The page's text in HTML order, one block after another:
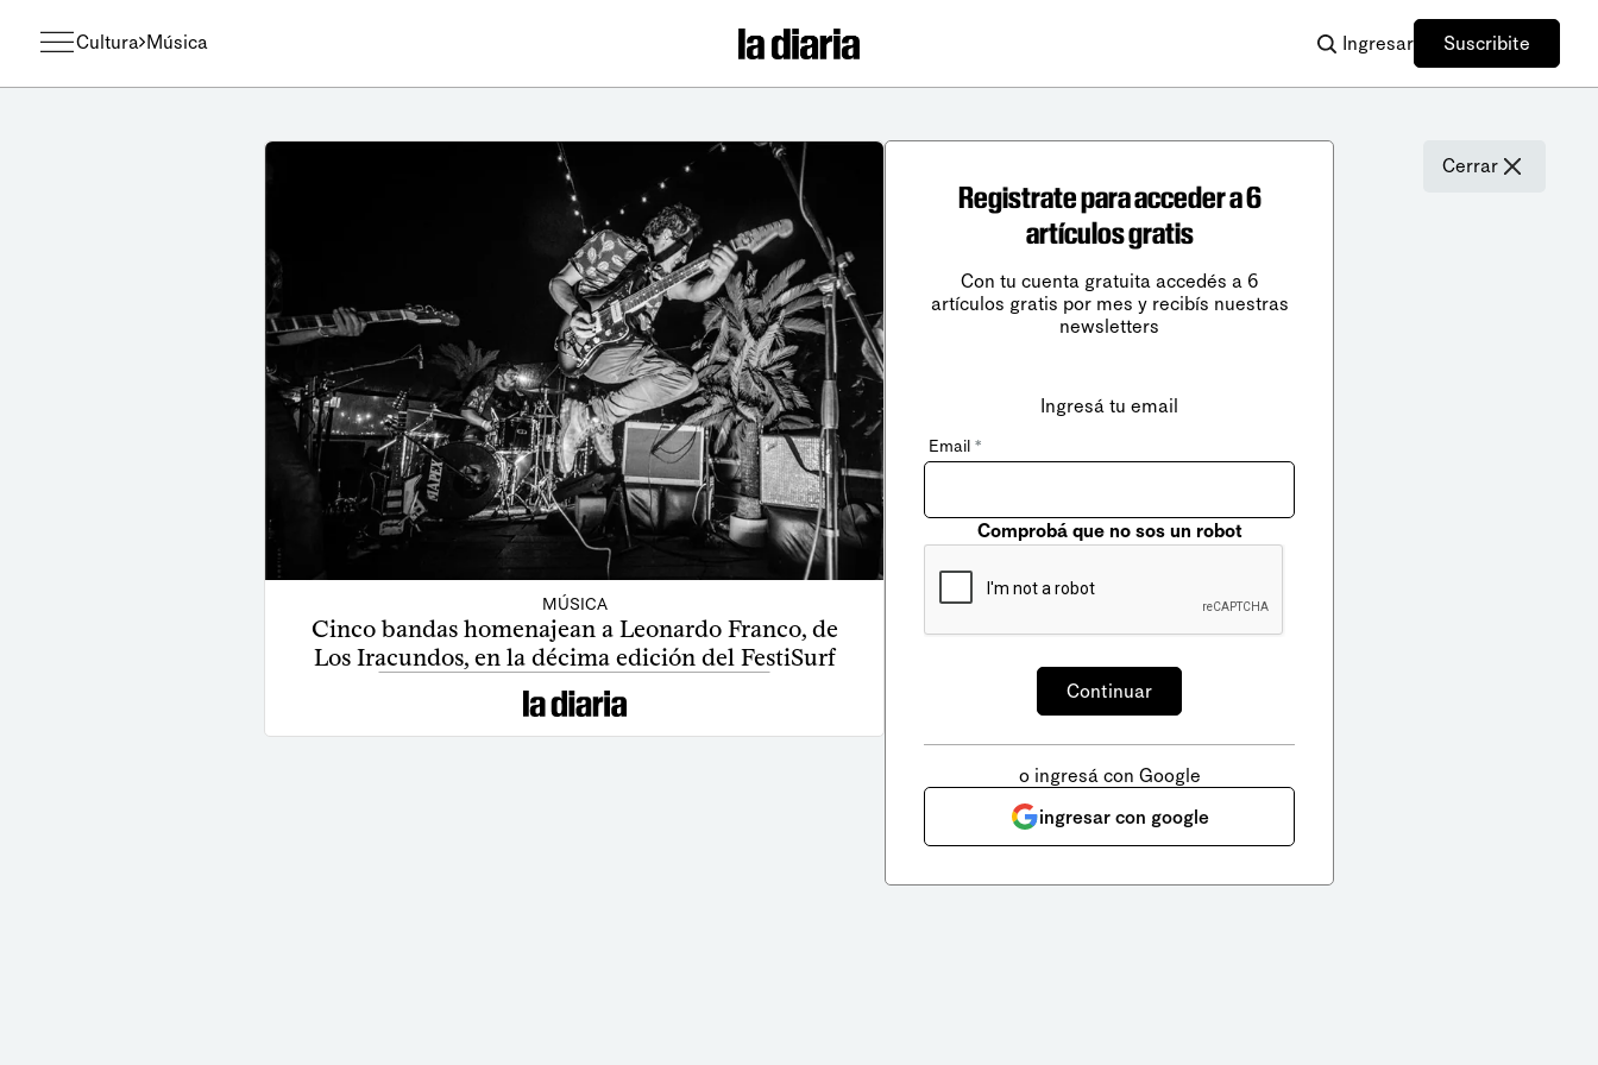
Cultura Música Ingresar Suscribite
MÚSICA
Cinco bandas homenajean a Leonardo Franco, de
Los Iracundos, en la décima edición del FestiSurf
Cerrar
Registrate para acceder a 6
artículos gratis
Con tu cuenta gratuita accedés a 6
artículos gratis por mes y recibís nuestras
newsletters
Ingresá tu email
Email *
Comprobá que no sos un robot
o ingresá con Google
ingresar con google